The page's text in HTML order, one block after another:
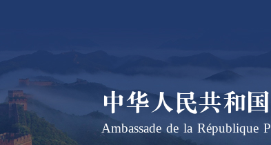
中华人民共和
Ambassade de la République